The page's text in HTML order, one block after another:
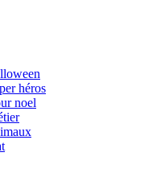
héros
noel